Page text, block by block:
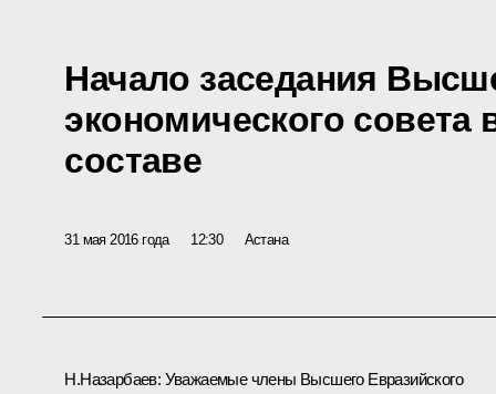
Начало заседания
экономического
составе
31 мая 2016 года 12:30 Астана
Н.Назарбаев: Уважаемые члены Высшего Евразийского